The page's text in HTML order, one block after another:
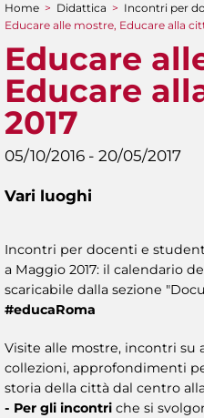
Tu sei qui
Home > Didattica > Incontri per
Educare alle mostre, Educare alla
Educare
Educare
2017
05/10/2016 - 20/05/2017
Vari luoghi
Incontri per docenti e
a Maggio 2017: il calendario
scaricabile dalla sezione
#educaRoma
Visite alle mostre, incontri su
collezioni, approfondimenti
storia della città dal centro
- Per gli incontri che si